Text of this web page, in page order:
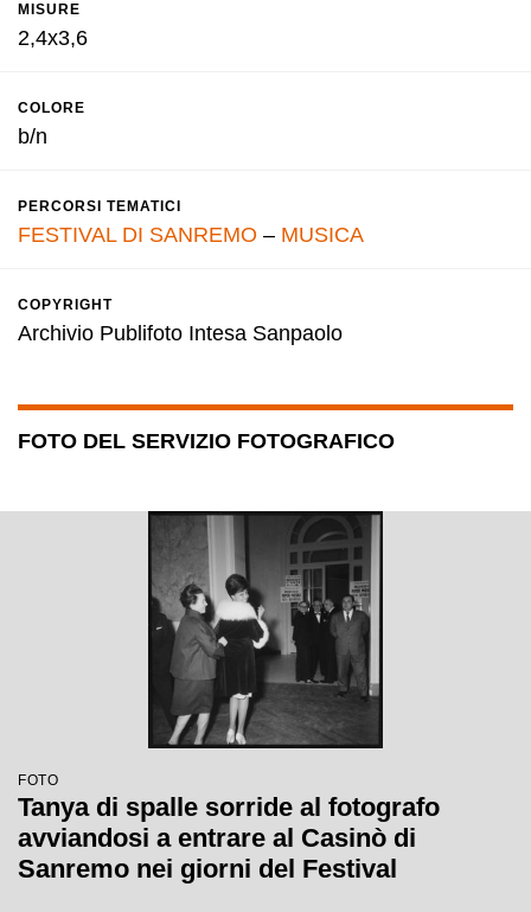
MISURE
2,4x3,6
COLORE
b/n
PERCORSI TEMATICI
FESTIVAL DI SANREMO – MUSICA
COPYRIGHT
Archivio Publifoto Intesa Sanpaolo
FOTO DEL SERVIZIO FOTOGRAFICO
FOTO
Tanya di spalle sorride al fotografo
avviandosi a entrare al Casinò di
Sanremo nei giorni del Festival